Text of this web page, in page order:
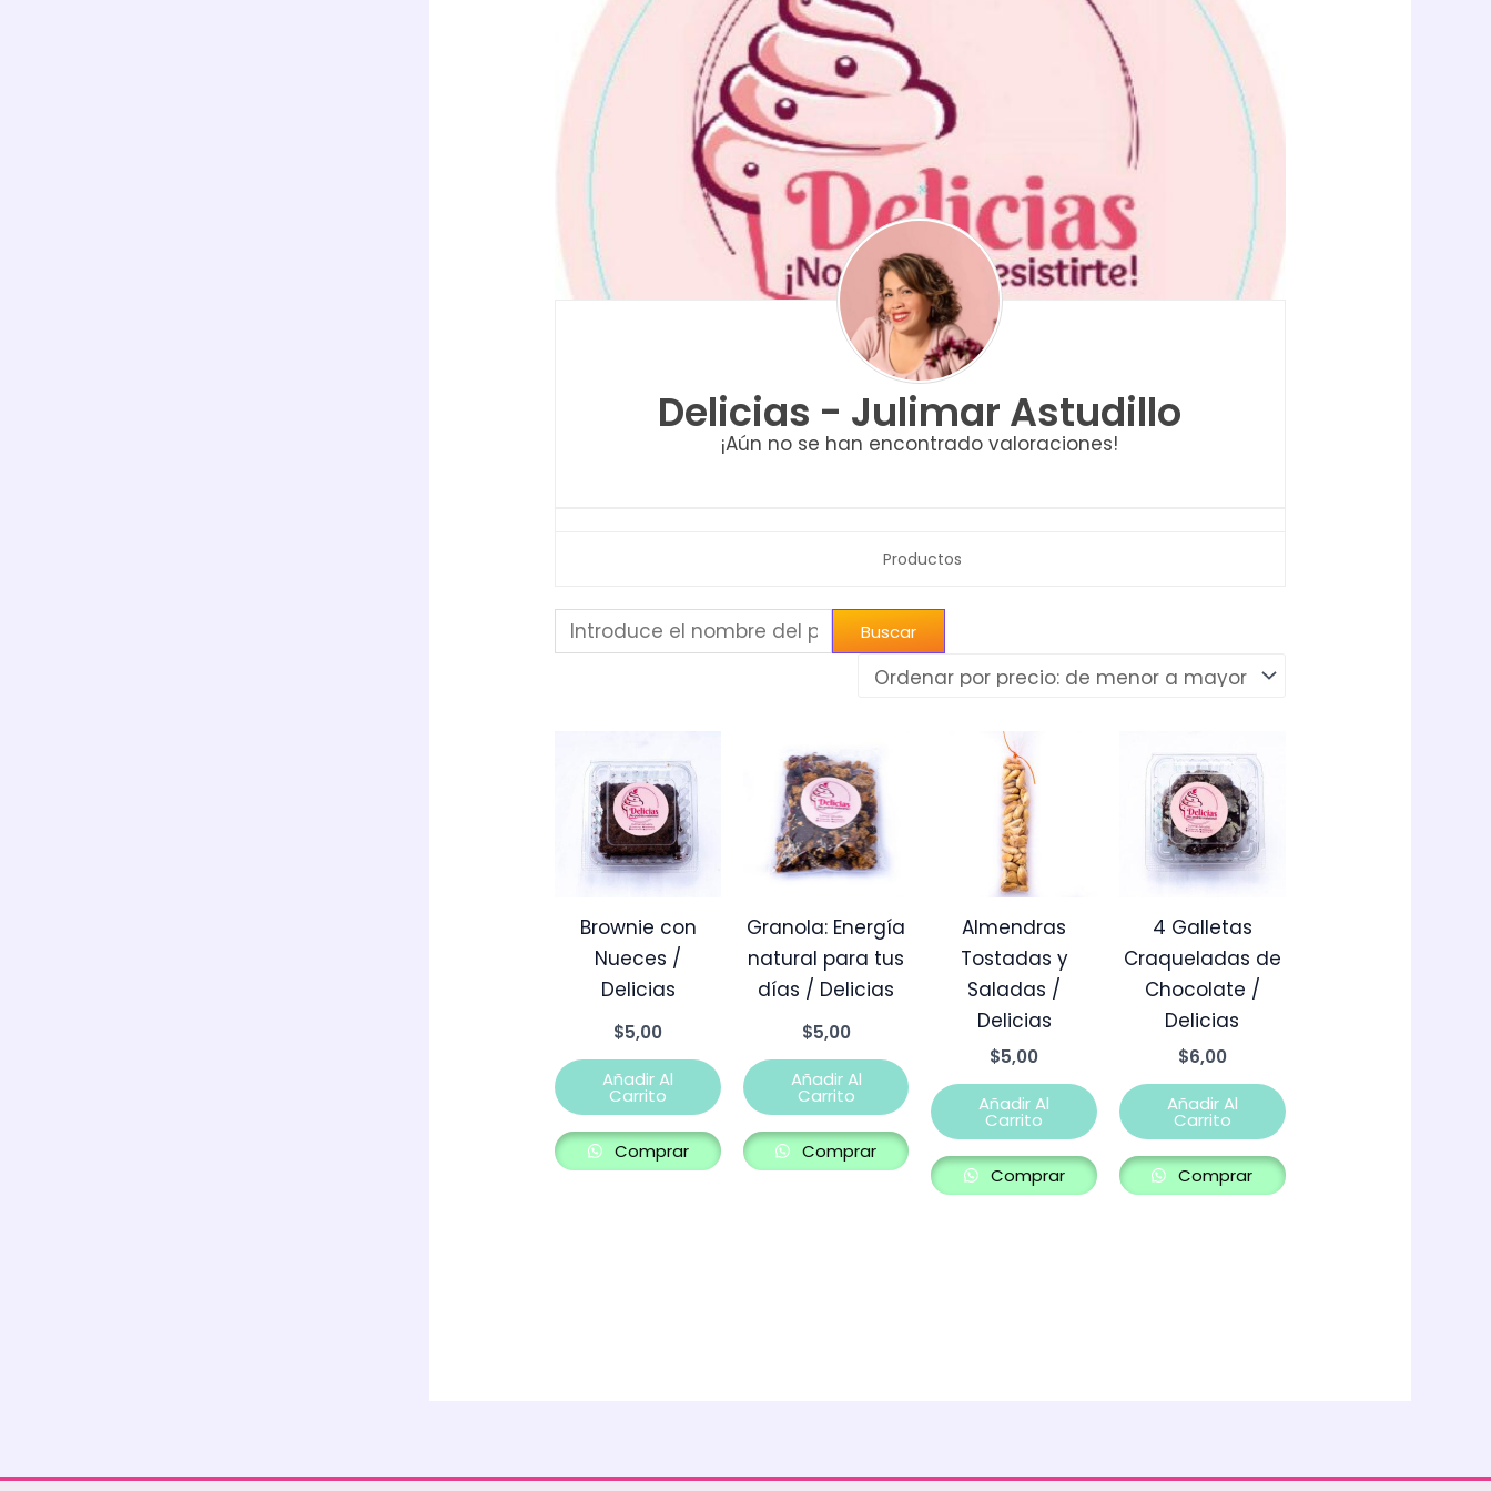
Delicias - Julimar Astudillo
¡Aún no se han encontrado valoraciones!
Productos
Brownie con
Nueces /
Delicias
$5,00
Añadir Al
Carrito
Comprar
Granola: Energía
natural para tus
días / Delicias
$5,00
Añadir Al
Carrito
Comprar
Almendras
Tostadas y
Saladas /
Delicias
$5,00
Añadir Al
Carrito
Comprar
4 Galletas
Craqueladas de
Chocolate /
Delicias
$6,00
Añadir Al
Carrito
Comprar